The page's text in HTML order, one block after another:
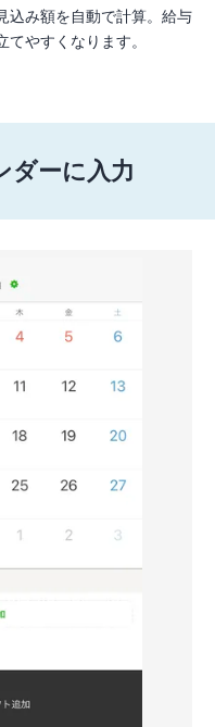
込み額を自動で計算。給与
やすくなります。
ダーに入力